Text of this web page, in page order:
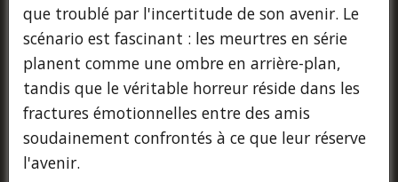
que troublé par l'incertitude de son avenir. Le
scénario est fascinant : les meurtres en série
planent comme une ombre en arrière-plan,
tandis que le véritable horreur réside dans les
fractures émotionnelles entre des amis
soudainement confrontés à ce que leur réserve
l'avenir.